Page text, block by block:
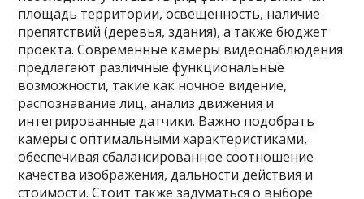
площадь территории, освещенность, наличие
препятствий (деревья, здания), а также бюджет
проекта. Современные камеры видеонаблюдения
предлагают различные функциональные
возможности, такие как ночное видение,
распознавание лиц, анализ движения и
интегрированные датчики. Важно подобрать
камеры с оптимальными характеристиками,
обеспечивая сбалансированное соотношение
качества изображения, дальности действия и
стоимости. Стоит также задуматься о выборе